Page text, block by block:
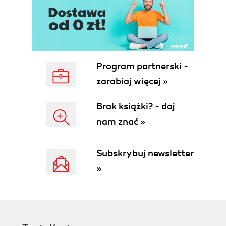
Preprocessing Directives
Compilation Symbols
#error and #warning
#line
#nullable
#region and #endregion
Numeric Types
Numeric conversions
Booleans
Strings and Characters
Program partnerski -
zarabiaj więcej »
Brak książki? - daj
nam znać »
Subskrybuj newsletter
»